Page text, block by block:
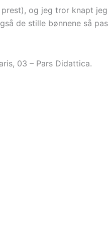
og jeg tror knapt
de stille bønnene så
03 – Pars Didattica.